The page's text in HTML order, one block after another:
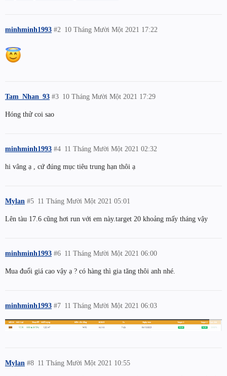
minhminh1993 10 Tháng Mười Một 2021 17:22
#2
Tam_Nhan_93 10 Tháng Mười Một 2021 17:29
#3
Hóng thử coi sao
minhminh1993 11 Tháng Mười Một 2021 02:32
#4
hi vâng ạ , cứ đúng mục tiêu trung hạn thôi ạ
Mylan 11 Tháng Mười Một 2021 05:01
#5
Lên tàu 17.6 cũng hơi run với em này.target 20 khoảng mấy tháng vậy
minhminh1993 11 Tháng Mười Một 2021 06:00
#6
Mua đuổi giá cao vậy ạ ? có hàng thì gia tăng thôi anh nhé.
minhminh1993 11 Tháng Mười Một 2021 06:03
#7
Mylan 11 Tháng Mười Một 2021 10:55
#8